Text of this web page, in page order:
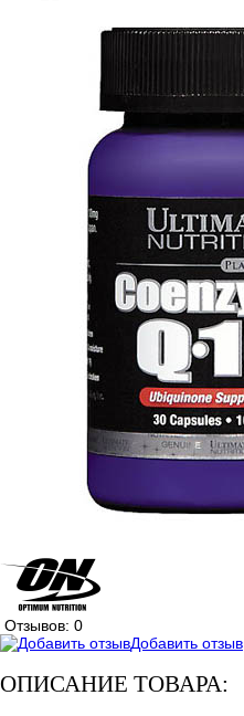
Отзывов: 0
Добавить отзыв
ОПИСАНИЕ ТОВАРА: